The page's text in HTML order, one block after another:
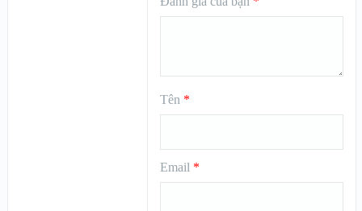
Tên *
Email *